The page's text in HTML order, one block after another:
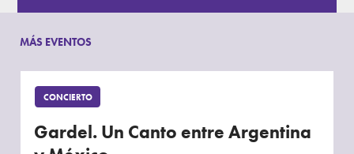
MÁS EVENTOS
CONCIERTO
Gardel. Un Canto entre Argentina